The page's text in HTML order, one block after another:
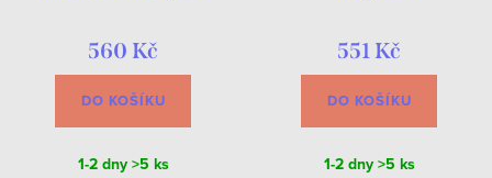
560 Kč
DO KOŠÍKU
1-2 dny>5 ks
551 Kč
DO KOŠÍKU
1-2 dny>5 ks